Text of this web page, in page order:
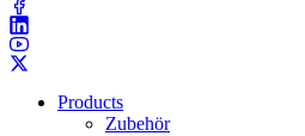
Products
Zubehör